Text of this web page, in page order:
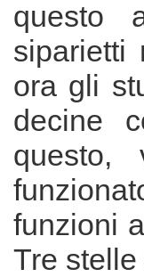
questo
siparietti
ora gli
decine
funzioni
Tre